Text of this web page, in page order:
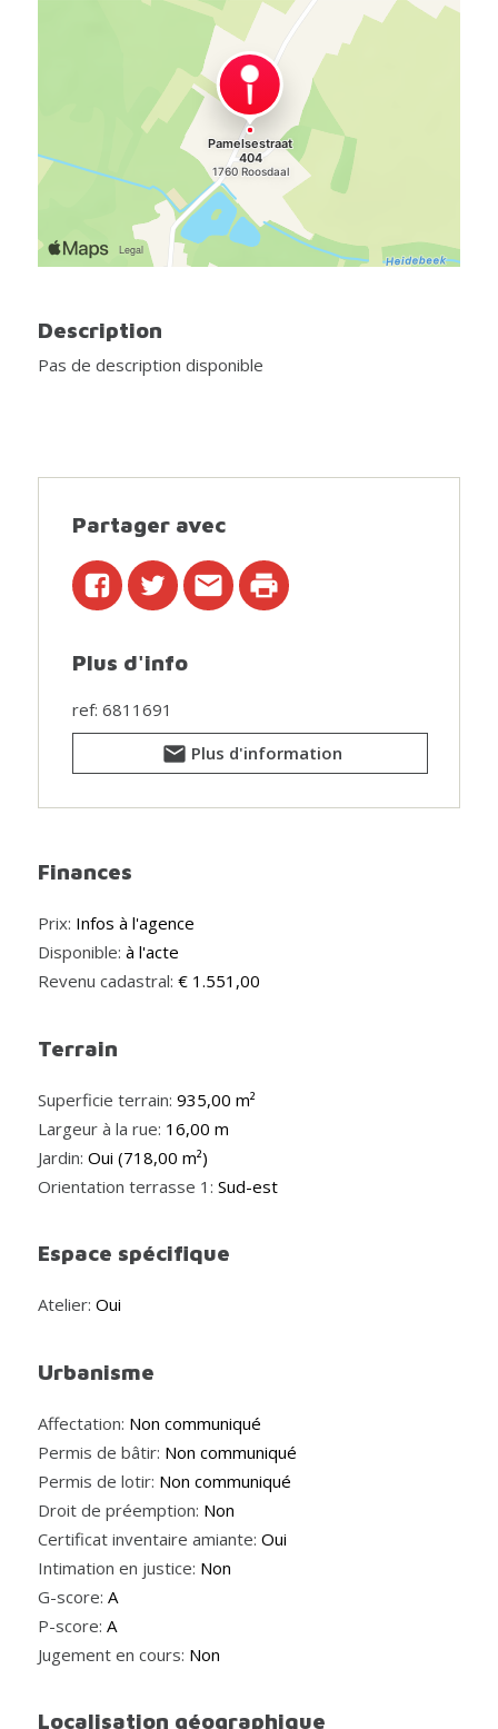
Description
Pas de description disponible
Partager avec
Plus d'info
ref: 6811691
Plus d'information
Finances
Prix: Infos à l'agence
Disponible: à l'acte
Revenu cadastral: € 1.551,00
Terrain
Superficie terrain: 935,00 m²
Largeur à la rue: 16,00 m
Jardin: Oui (718,00 m²)
Orientation terrasse 1: Sud-est
Espace spécifique
Atelier: Oui
Urbanisme
Affectation: Non communiqué
Permis de bâtir: Non communiqué
Permis de lotir: Non communiqué
Droit de préemption: Non
Certificat inventaire amiante: Oui
Intimation en justice: Non
G-score: A
P-score: A
Jugement en cours: Non
Localisation géographique